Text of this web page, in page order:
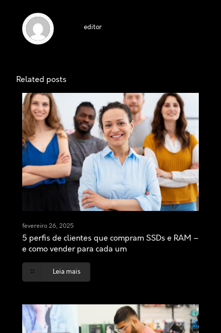
editor
Related posts
fevereiro 26, 2025
5 perfis de clientes que compram SSDs e RAM –
e como vender para cada um
Leia mais